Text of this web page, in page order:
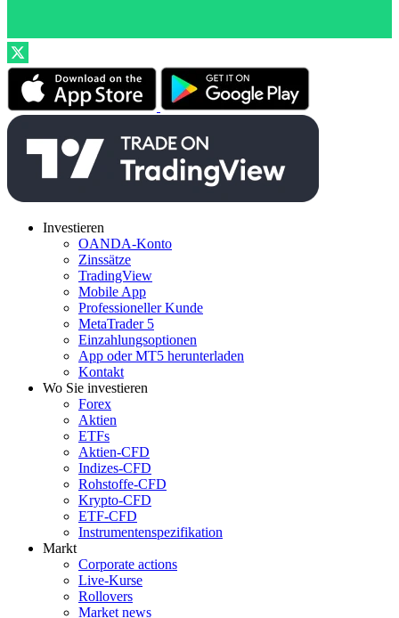
Investieren
OANDA-Konto
Zinssätze
TradingView
Mobile App
Professioneller Kunde
MetaTrader 5
Einzahlungsoptionen
App oder MT5 herunterladen
Kontakt
Wo Sie investieren
Forex
Aktien
ETFs
Aktien-CFD
Indizes-CFD
Rohstoffe-CFD
Krypto-CFD
ETF-CFD
Instrumentenspezifikation
Markt
Corporate actions
Live-Kurse
Rollovers
Market news